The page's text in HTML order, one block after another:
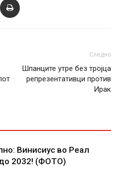
Следно
Шпанците утре без тројца
репрезентативци против
Ирак
Винисиус во Реал
2032! (ФОТО)